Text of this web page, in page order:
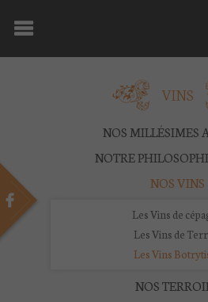
DOMAINE
VINS
BOUTIQUE
PRESSE
VINS
NOS MILLÉSIMES
NOTRE
NOS VINS
Les Vins de
Les Vins de
Les Vins
NOS